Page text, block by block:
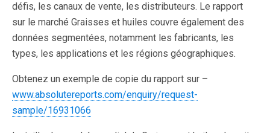
défis, les canaux de vente, les distributeurs. Le rapport
sur le marché Graisses et huiles couvre également des
données segmentées, notamment les fabricants, les
types, les applications et les régions géographiques.
Obtenez un exemple de copie du rapport sur –
www.absolutereports.com/enquiry/request-
sample/16931066